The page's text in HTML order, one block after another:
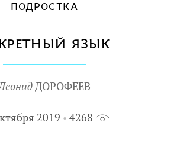
ПОДРОСТКА
язык
ДОРОФЕЕВ
2019 4268